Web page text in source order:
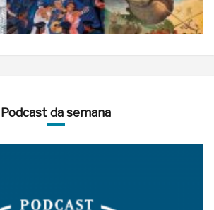
Podcast da semana